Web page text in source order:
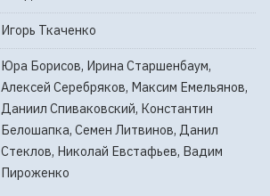
Игорь Ткаченко
Юра Борисов, Ирина Старшенбаум,
Алексей Серебряков, Максим Емельянов,
Даниил Спиваковский, Константин
Белошапка, Семен Литвинов, Данил
Стеклов, Николай Евстафьев, Вадим
Пироженко